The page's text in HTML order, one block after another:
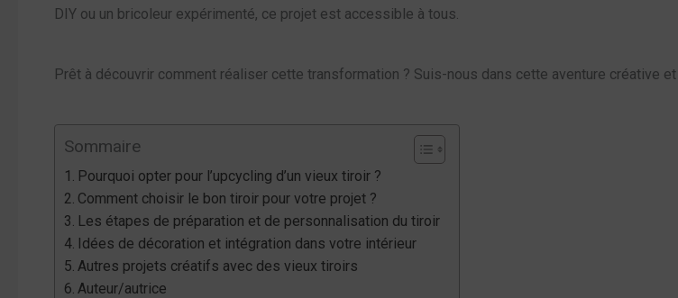
DIY ou un bricoleur expérimenté, ce projet est accessible à tous.
Prêt à découvrir comment réaliser cette transformation ? Suis-nous dans cette aventure créative
Sommaire
Pourquoi opter pour l’upcycling d’un vieux tiroir ?
Comment choisir le bon tiroir pour votre projet ?
Les étapes de préparation et de personnalisation du tiroir
Idées de décoration et intégration dans votre intérieur
Autres projets créatifs avec des vieux tiroirs
Auteur/autrice